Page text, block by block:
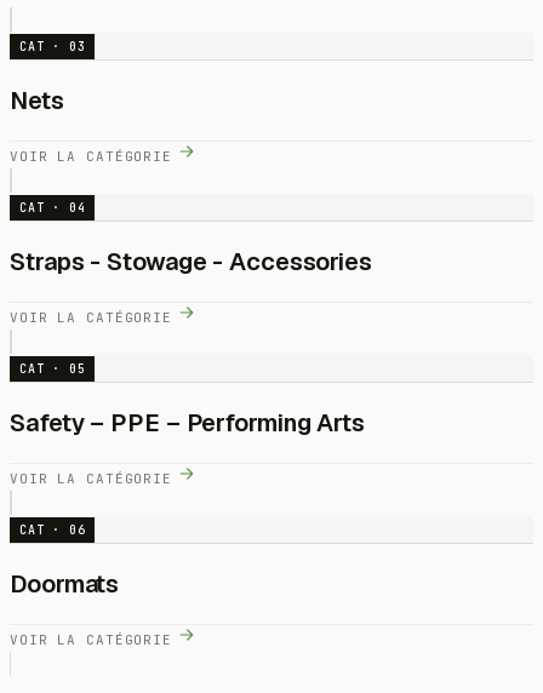
CAT · 03
Nets
VOIR LA CATÉGORIE
CAT · 04
Straps - Stowage - Accessories
VOIR LA CATÉGORIE
CAT · 05
Safety – PPE – Performing Arts
VOIR LA CATÉGORIE
CAT · 06
Doormats
VOIR LA CATÉGORIE